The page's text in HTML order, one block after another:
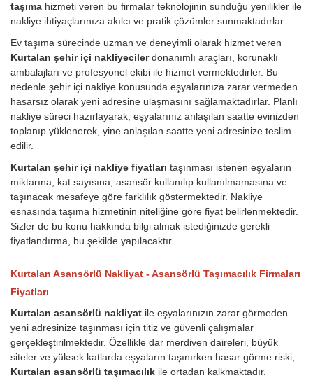
taşıma hizmeti veren bu firmalar teknolojinin sunduğu yenilikler ile
nakliye ihtiyaçlarınıza akılcı ve pratik çözümler sunmaktadırlar.
Ev taşıma sürecinde uzman ve deneyimli olarak hizmet veren
Kurtalan şehir içi nakliyecilerdonanımlı araçları, korunaklı
ambalajları ve profesyonel ekibi ile hizmet vermektedirler. Bu
nedenle şehir içi nakliye konusunda eşyalarınıza zarar vermeden
hasarsız olarak yeni adresine ulaşmasını sağlamaktadırlar. Planlı
nakliye süreci hazırlayarak, eşyalarınız anlaşılan saatte evinizden
toplanıp yüklenerek, yine anlaşılan saatte yeni adresinize teslim
edilir.
Kurtalan şehir içi nakliye fiyatları taşınması istenen eşyaların
miktarına, kat sayısına, asansör kullanılıp kullanılmamasına ve
taşınacak mesafeye göre farklılık göstermektedir. Nakliye
esnasında taşıma hizmetinin niteliğine göre fiyat belirlenmektedir.
Sizler de bu konu hakkında bilgi almak istediğinizde gerekli
fiyatlandırma, bu şekilde yapılacaktır.
Kurtalan Asansörlü Nakliyat - Asansörlü Taşımacılık Firmaları
Fiyatları
Kurtalan asansörlü nakliyat ile eşyalarınızın zarar görmeden
yeni adresinize taşınması için titiz ve güvenli çalışmalar
gerçekleştirilmektedir. Özellikle dar merdiven daireleri, büyük
siteler ve yüksek katlarda eşyaların taşınırken hasar görme riski,
Kurtalan asansörlü taşımacılık ile ortadan kalkmaktadır.